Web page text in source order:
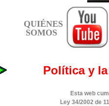
QUIÉNES
SOMOS
Política y
Esta web
Ley 34/2002 de